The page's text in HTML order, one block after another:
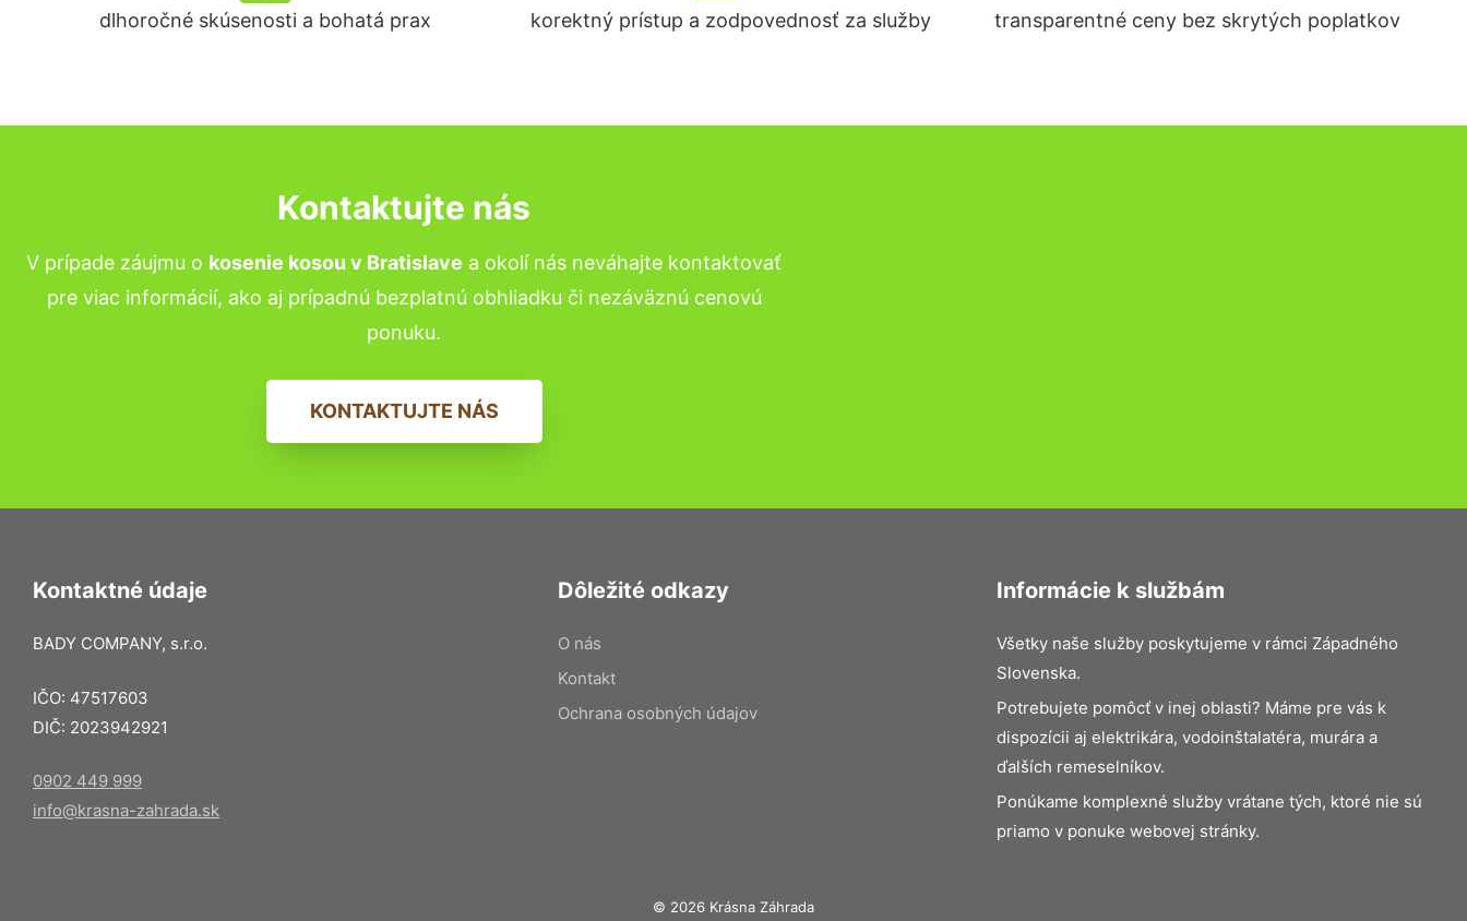
dlhoročné skúsenosti a bohatá prax korektný prístup a zodpovednosť za služby transparentné ceny bez skrytých poplatkov
Kontaktujte nás
V prípade záujmu o kosenie kosou v Bratislave a okolí nás neváhajte kontaktovať
pre viac informácií, ako aj prípadnú bezplatnú obhliadku či nezáväznú cenovú
ponuku.
KONTAKTUJTE NÁS
Kontaktné údaje
BADY COMPANY, s.r.o.
IČO: 47517603
DIČ: 2023942921
0902 449 999
info@krasna-zahrada.sk
Dôležité odkazy
O nás
Kontakt
Ochrana osobných údajov
Informácie k službám
Všetky naše služby poskytujeme v rámci Západného
Slovenska.
Potrebujete pomôcť v inej oblasti? Máme pre vás k
dispozícii aj elektrikára, vodoinštalatéra, murára a
ďalších remeselníkov.
Ponúkame komplexné služby vrátane tých, ktoré nie sú
priamo v ponuke webovej stránky.
© 2026 Krásna Záhrada